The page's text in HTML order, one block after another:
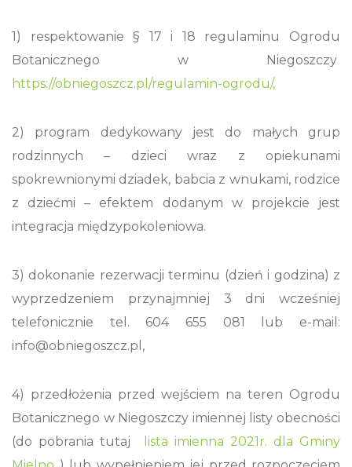
1) respektowanie § 17 i 18 regulaminu Ogrodu
Botanicznego w Niegoszczy
https://obniegoszcz.pl/regulamin-ogrodu/,
2) program dedykowany jest do małych grup
rodzinnych – dzieci wraz z opiekunami
spokrewnionymi dziadek, babcia z wnukami, rodzice
z dziećmi – efektem dodanym w projekcie jest
integracja międzypokoleniowa.
3) dokonanie rezerwacji terminu (dzień i godzina) z
wyprzedzeniem przynajmniej 3 dni wcześniej
telefonicznie tel. 604 655 081 lub e-mail:
info@obniegoszcz.pl,
4) przedłożenia przed wejściem na teren Ogrodu
Botanicznego w Niegoszczy imiennej listy obecności
(do pobrania tutaj
lista imienna 2021r. dla Gminy